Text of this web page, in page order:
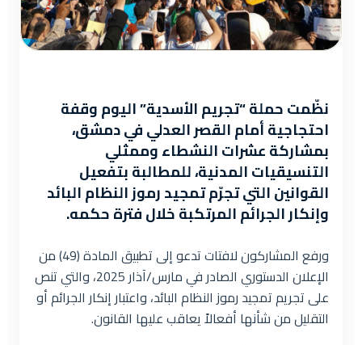
نظّمت حملة “تجريم الأسدية” اليوم وقفة
احتجاجية أمام القصر العدلي في دمشق،
بمشاركة عشرات النشطاء وممثلي
التنسيقيات المدنية، للمطالبة بتفعيل
القوانين التي تجرّم تمجيد رموز النظام البائد
وإنكار الجرائم المرتكبة خلال فترة حكمه.
ورفع المشاركون لافتات تدعو إلى تطبيق المادة (49) من
الإعلان الدستوري الصادر في مارس/آذار 2025، والتي تنص
على تجريم تمجيد رموز النظام البائد، واعتبار إنكار الجرائم أو
التقليل من شأنها أفعالاً يعاقب عليها القانون.